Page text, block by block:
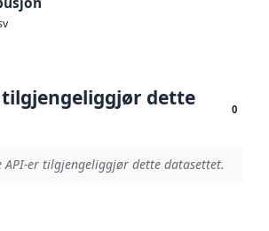
tilgjengeliggjør dette
0
er tilgjengeliggjør dette datasettet.